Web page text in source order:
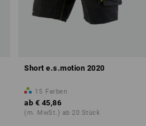
Short e.s.motion 2020
15 Farben
ab € 45,86
(m. MwSt.) ab 20 Stück